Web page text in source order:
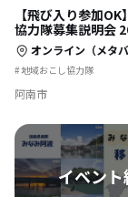
【飛び入り参加
協力隊募集説明会
オンライン（メタバースプラット
地域おこし協力隊
阿南市